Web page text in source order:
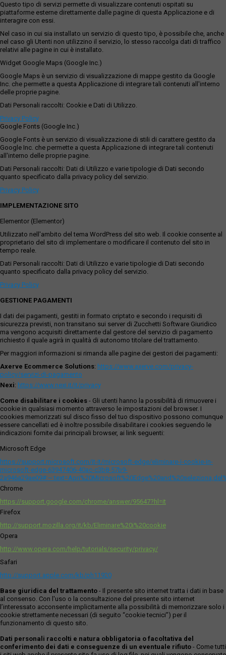
Questo tipo di servizi permette di visualizzare contenuti ospitati su
piattaforme esterne direttamente dalle pagine di questa Applicazione e di
interagire con essi.
Nel caso in cui sia installato un servizio di questo tipo, è possibile che, anche
nel caso gli Utenti non utilizzino il servizio, lo stesso raccolga dati di traffico
relativi alle pagine in cui è installato.
Widget Google Maps (Google Inc.)
Google Maps è un servizio di visualizzazione di mappe gestito da Google
Inc. che permette a questa Applicazione di integrare tali contenuti all'interno
delle proprie pagine.
Dati Personali raccolti: Cookie e Dati di Utilizzo.
Privacy Policy
Google Fonts (Google Inc.)
Google Fonts è un servizio di visualizzazione di stili di carattere gestito da
Google Inc. che permette a questa Applicazione di integrare tali contenuti
all'interno delle proprie pagine.
Dati Personali raccolti: Dati di Utilizzo e varie tipologie di Dati secondo
quanto specificato dalla privacy policy del servizio.
Privacy Policy
IMPLEMENTAZIONE SITO
Elementor (Elementor)
Utilizzato nell'ambito del tema WordPress del sito web. Il cookie consente al
proprietario del sito di implementare o modificare il contenuto del sito in
tempo reale.
Dati Personali raccolti: Dati di Utilizzo e varie tipologie di Dati secondo
quanto specificato dalla privacy policy del servizio.
Privacy Policy
GESTIONE PAGAMENTI
I dati dei pagamenti, gestiti in formato criptato e secondo i requisiti di
sicurezza previsti, non transitano sui server di Zucchetti Software Giuridico
ma vengono acquisiti direttamente dal gestore del servizio di pagamento
richiesto il quale agirà in qualità di autonomo titolare del trattamento.
Per maggiori informazioni si rimanda alle pagine dei gestori dei pagamenti:
Axerve Ecommerce Solutions: https://www.axerve.com/privacy-
policy/servizi-di-pagamento
Nexi: https://www.nexi.it/it/privacy
Come disabilitare i cookies - Gli utenti hanno la possibilità di rimuovere i
cookie in qualsiasi momento attraverso le impostazioni del browser. I
cookies memorizzati sul disco fisso del tuo dispositivo possono comunque
essere cancellati ed è inoltre possibile disabilitare i cookies seguendo le
indicazioni fornite dai principali browser, ai link seguenti:
Microsoft Edge
https://support.microsoft.com/it-it/microsoft-edge/eliminare-i-cookie-in-
microsoft-edge-63947406-40ac-c3b8-57b9-
Chrome
https://support.google.com/chrome/answer/95647?hl=it
Firefox
http://support.mozilla.org/it/kb/Eliminare%20i%20cookie
Opera
http://www.opera.com/help/tutorials/security/privacy/
Safari
http://support.apple.com/kb/ph11920
Base giuridica del trattamento - Il presente sito internet tratta i dati in base
al consenso. Con l'uso o la consultazione del presente sito internet
l’interessato acconsente implicitamente alla possibilità di memorizzare solo i
cookie strettamente necessari (di seguito “cookie tecnici”) per il
funzionamento di questo sito.
Dati personali raccolti e natura obbligatoria o facoltativa del
conferimento dei dati e conseguenze di un eventuale rifiuto - Come tutti